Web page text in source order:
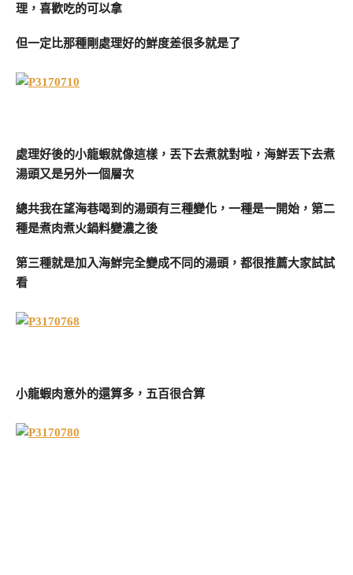
理，喜歡吃的可以拿
但一定比那種剛處理好的鮮度差很多就是了
處理好後的小龍蝦就像這樣，丟下去煮就對啦，海鮮丟下去煮
湯頭又是另外一個層次
總共我在望海巷喝到的湯頭有三種變化，一種是一開始，第二
種是煮肉煮火鍋料變濃之後
第三種就是加入海鮮完全變成不同的湯頭，都很推薦大家試試
看
小龍蝦肉意外的還算多，五百很合算